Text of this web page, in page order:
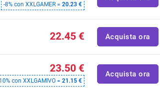
-8% con XXLGAMER = 20.23 €
22.45 € Acquista ora
23.50 €
con XXLGAMIVO = 21.15 €
Acquista ora